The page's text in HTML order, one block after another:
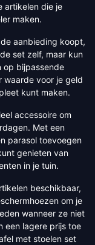
artikelen die je
maken.
aanbieding koopt,
set zelf, maar kun
op bijpassende
waarde voor je geld
kunt maken.
accessoire om
Met een
parasol toevoegen
genieten van
in je tuin.
beschikbaar,
om je
wanneer ze niet
een lagere prijs toe
met stoelen set